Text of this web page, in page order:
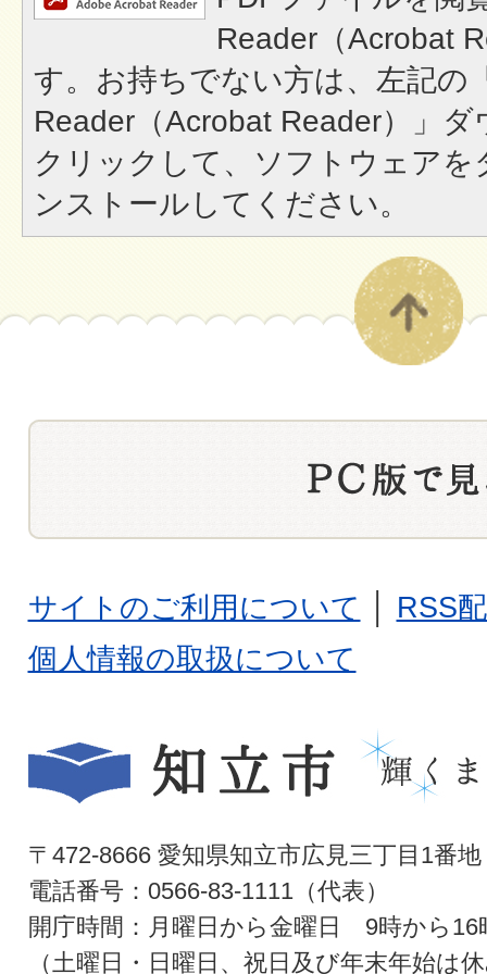
Reader（Acrobat
す。お持ちでない方は、左記の
Reader（Acrobat Reader）」
クリックして、ソフトウェア
ンストールしてください。
サイトのご利用について
RSS
個人情報の取扱について
〒472-8666 愛知県知立市広見三丁目1番地
電話番号：0566-83-1111（代表）
開庁時間：月曜日から金曜日 9時から16
（土曜日・日曜日、祝日及び年末年始は